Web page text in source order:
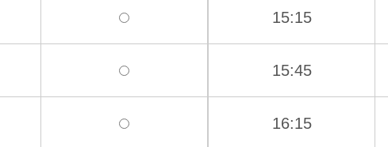
15:15
15:45
16:15